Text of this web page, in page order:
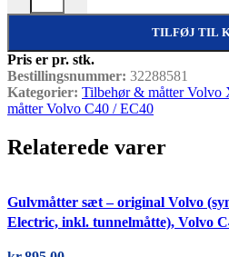
TILFØJ TIL
Pris er pr. stk.
Bestillingsnummer: 32288581
Kategorier: Tilbehør & måtter Volvo
måtter Volvo C40 / EC40
Relaterede varer
Gulvmåtter sæt – original Volvo
Electric, inkl. tunnelmåtte), Volvo